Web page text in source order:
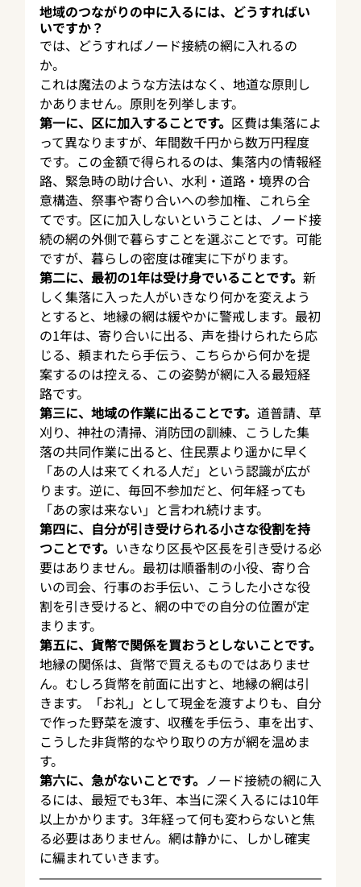
地域のつながりの中に入るには、どうすればい
いですか？
では、どうすればノード接続の網に入れるの
か。
これは魔法のような方法はなく、地道な原則し
かありません。原則を列挙します。
第一に、区に加入することです。 区費は集落によ
って異なりますが、年間数千円から数万円程度
です。この金額で得られるのは、集落内の情報経
路、緊急時の助け合い、水利・道路・境界の合
意構造、祭事や寄り合いへの参加権、これら全
てです。区に加入しないということは、ノード接
続の網の外側で暮らすことを選ぶことです。可能
ですが、暮らしの密度は確実に下がります。
第二に、最初の1年は受け身でいることです。 新
しく集落に入った人がいきなり何かを変えよう
とすると、地縁の網は緩やかに警戒します。最初
の1年は、寄り合いに出る、声を掛けられたら応
じる、頼まれたら手伝う、こちらから何かを提
案するのは控える、この姿勢が網に入る最短経
路です。
第三に、地域の作業に出ることです。 道普請、草
刈り、神社の清掃、消防団の訓練、こうした集
落の共同作業に出ると、住民票より遥かに早く
「あの人は来てくれる人だ」という認識が広が
ります。逆に、毎回不参加だと、何年経っても
「あの家は来ない」と言われ続けます。
第四に、自分が引き受けられる小さな役割を持
つことです。 いきなり区長や区長を引き受ける必
要はありません。最初は順番制の小役、寄り合
いの司会、行事のお手伝い、こうした小さな役
割を引き受けると、網の中での自分の位置が定
まります。
第五に、貨幣で関係を買おうとしないことです。
地縁の関係は、貨幣で買えるものではありませ
ん。むしろ貨幣を前面に出すと、地縁の網は引
きます。「お礼」として現金を渡すよりも、自分
で作った野菜を渡す、収穫を手伝う、車を出す、
こうした非貨幣的なやり取りの方が網を温めま
す。
第六に、急がないことです。 ノード接続の網に入
るには、最短でも3年、本当に深く入るには10年
以上かかります。3年経って何も変わらないと焦
る必要はありません。網は静かに、しかし確実
に編まれていきます。